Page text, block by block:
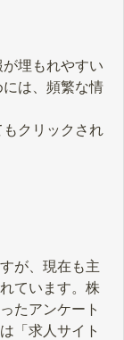
埋もれやすい
は、頻繁な情
クリックされ
が、現在も主
ています。株
たアンケート
「求人サイト